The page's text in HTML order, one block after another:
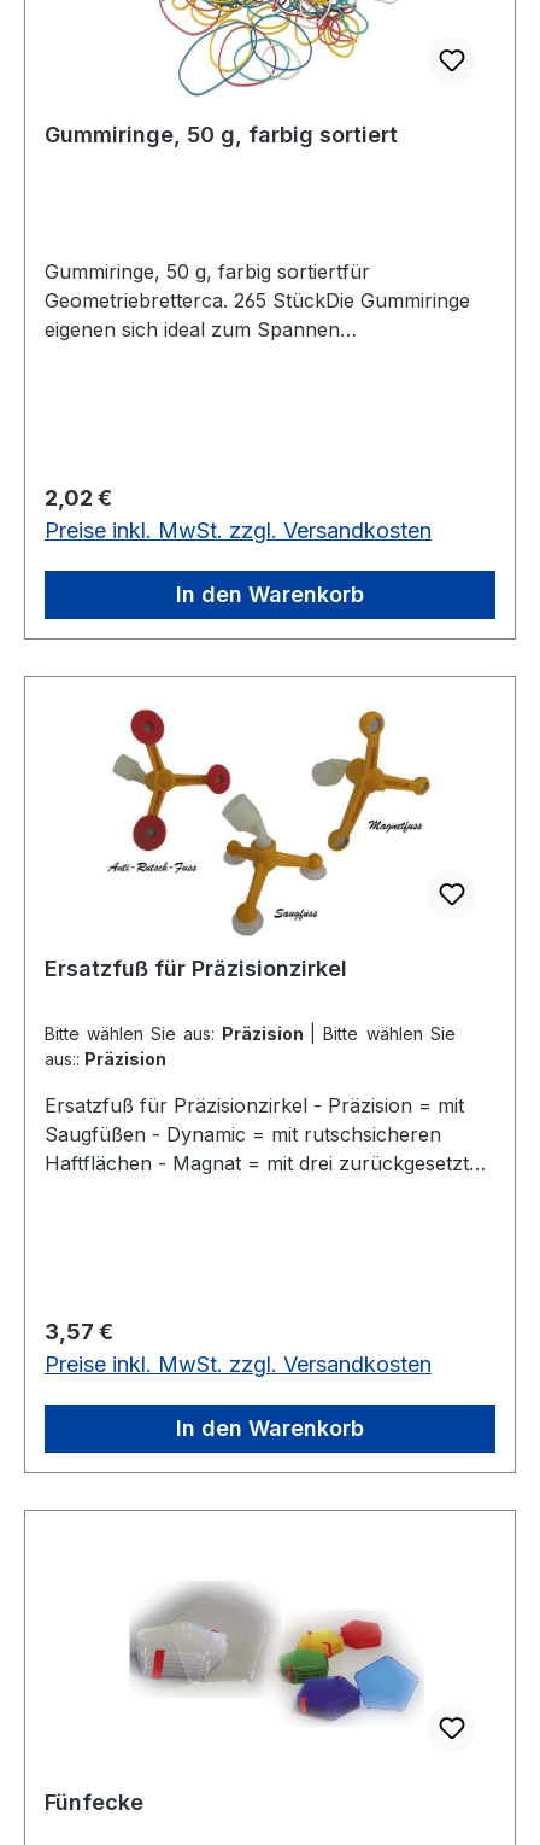
Gummiringe, 50 g, farbig sortiert
Gummiringe, 50 g, farbig sortiertfür
Geometriebretterca. 265 StückDie Gummiringe
eigenen sich ideal zum Spannen
Geometriebretter ca. 265 Stück
Regulärer Preis:
2,02 €
Preise inkl. MwSt. zzgl. Versandkosten
In den Warenkorb
Ersatzfuß für Präzisionzirkel
Bitte wählen Sie aus: Präzision
aus:: Präzision
Ersatzfuß für Präzisionzirkel - Präzision = mit
Saugfüßen - Dynamic = mit rutschsicheren
Haftflächen - Magnat = mit drei zurückgesetzten
Regulärer Preis:
3,57 €
Preise inkl. MwSt. zzgl. Versandkosten
In den Warenkorb
Fünfecke